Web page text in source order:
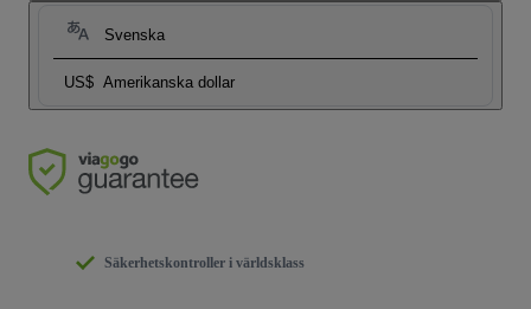
Svenska
US$ Amerikanska dollar
Säkerhetskontroller i världsklass